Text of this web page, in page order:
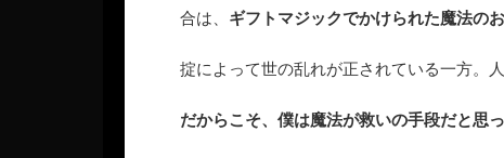
合は、 ギフトマジックでかけられた魔法の
掟によって世の乱れが正されている一方。
だからこそ、僕は魔法が救いの手段だと思っ